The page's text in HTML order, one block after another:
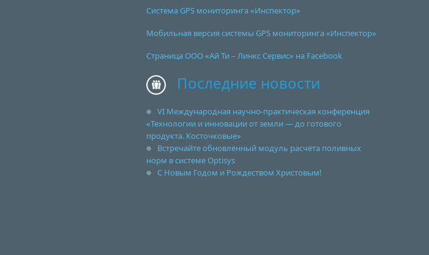
Система GPS мониторинга «Инспектор»
Мобильная версия системы GPS мониторинга «Инспектор»
Страница ООО «Ай Ти – Линкс Сервис» на Facebook
Последние новости
VI Международная научно-практическая конференция
«Технологии и инновации от земли — до готового
продукта. Косточковые»
Встречайте обновлённый модуль расчёта поливных
норм в системе Optisys
С Новым Годом и Рождеством Христовым!